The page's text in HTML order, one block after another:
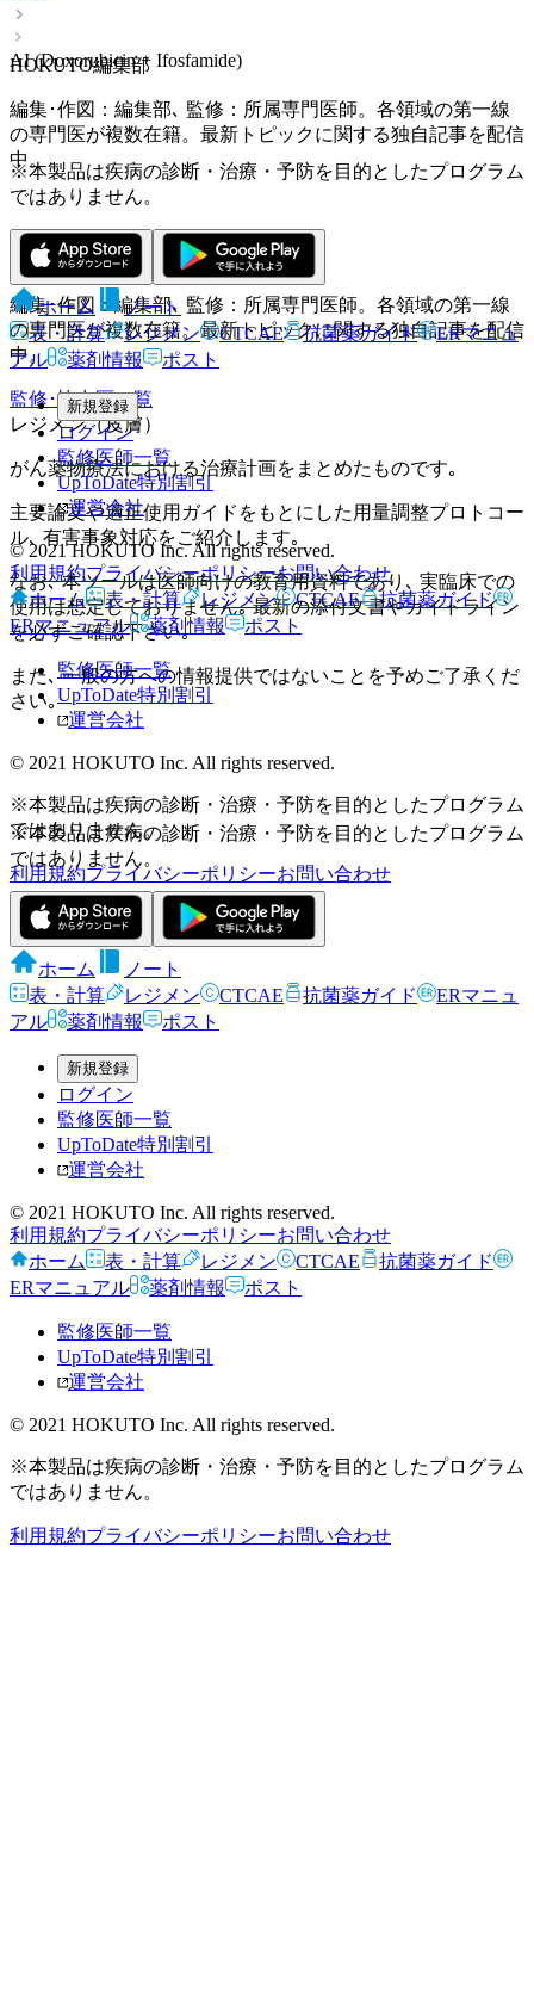
AI (Doxorubicin + Ifosfamide)
※本製品は疾病の診断・治療・予防を目的としたプログラム
ではありません。
ホーム
ノート
表・計算
レジメン CTCAE 抗菌薬ガイド
ERマニュ
アル
薬剤情報 ポスト
新規登録
ログイン
監修医師一覧
UpToDate特別割引
運営会社
© 2021 HOKUTO Inc. All rights reserved.
利用規約プライバシーポリシーお問い合わせ
ホーム
表・計算 レジメン CTCAE
抗菌薬ガイド
ERマニュアル
薬剤情報 ポスト
監修医師一覧
UpToDate特別割引
運営会社
© 2021 HOKUTO Inc. All rights reserved.
※本製品は疾病の診断・治療・予防を目的としたプログラム
ではありません。
利用規約プライバシーポリシーお問い合わせ
HOKUTO編集部
編集･作図：編集部､ 監修：所属専門医師。各領域の第一線
の専門医が複数在籍。最新トピックに関する独自記事を配信
中。
HOKUTO編集部
編集･作図：編集部､ 監修：所属専門医師。各領域の第一線
の専門医が複数在籍。最新トピックに関する独自記事を配信
中。
監修･協力医一覧
レジメン（皮膚）
がん薬物療法における治療計画をまとめたものです｡
主要論文や適正使用ガイドをもとにした用量調整プロトコー
ル､ 有害事象対応をご紹介します｡
なお､ 本ツールは医師向けの教育用資料であり､ 実臨床での
使用は想定しておりません｡ 最新の添付文書やガイドライン
を必ずご確認下さい｡
また､ 一般の方への情報提供ではないことを予めご了承くだ
さい｡
※本製品は疾病の診断・治療・予防を目的としたプログラム
ではありません。
ホーム
ノート
表・計算
レジメン CTCAE 抗菌薬ガイド
ERマニュ
アル
薬剤情報 ポスト
新規登録
ログイン
監修医師一覧
UpToDate特別割引
運営会社
© 2021 HOKUTO Inc. All rights reserved.
利用規約プライバシーポリシーお問い合わせ
ホーム
表・計算 レジメン CTCAE
抗菌薬ガイド
ERマニュアル
薬剤情報 ポスト
監修医師一覧
UpToDate特別割引
運営会社
© 2021 HOKUTO Inc. All rights reserved.
※本製品は疾病の診断・治療・予防を目的としたプログラム
ではありません。
利用規約プライバシーポリシーお問い合わせ